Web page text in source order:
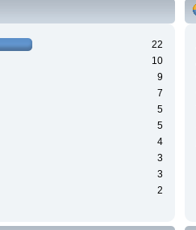
22
10
9
7
5
5
4
3
3
2